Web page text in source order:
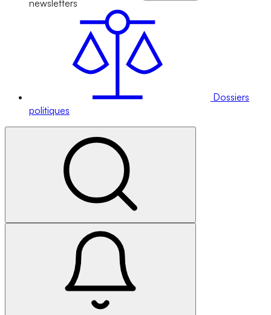
newsletters
Dossiers
politiques